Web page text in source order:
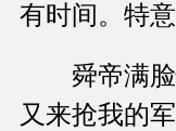
有时间。特
舜帝满脸
又来抢我的